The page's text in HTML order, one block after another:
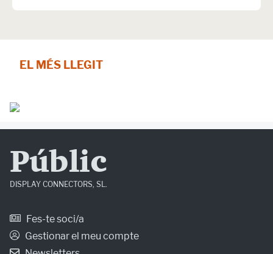
EL MÉS LLEGIT
Públic
DISPLAY CONNECTORS, SL.
Fes-te soci/a
Gestionar el meu compte